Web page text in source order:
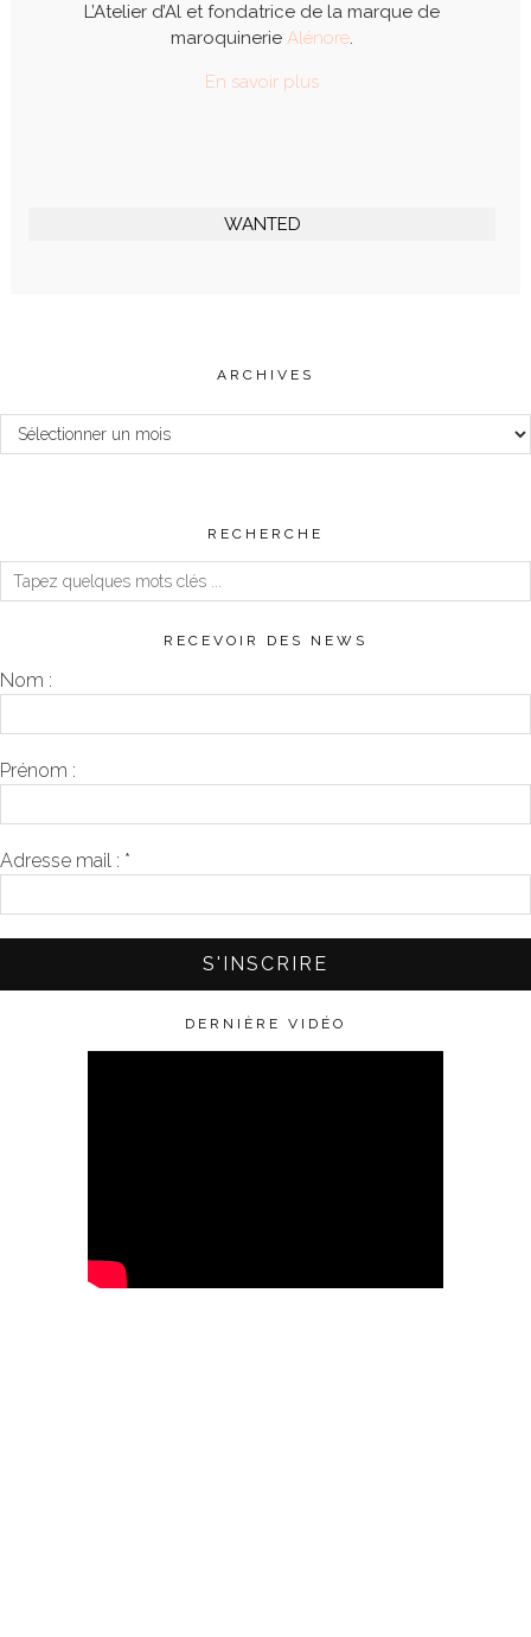
L’Atelier d’Al et fondatrice de la marque de
maroquinerie Alénore.
En savoir plus
WANTED
ARCHIVES
Archives
RECHERCHE
RECEVOIR DES NEWS
Nom :
Prénom :
Adresse mail : *
DERNIÈRE VIDÉO